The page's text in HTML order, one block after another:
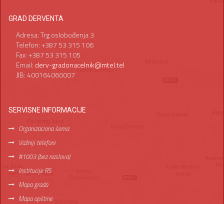
GRAD DERVENTA
Adresa: Trg oslobođenja 3
Telefon: +387 53 315 106
Fax: +387 53 315 105
Email: derv-gradonacelnik@mtel.tel
JIB: 400164060007
SERVISNE INFORMACIJE
Organizaciona šema
Važniji telefoni
#1003 (bez naslova)
Institucije RS
Mapa grada
Mapa opštine